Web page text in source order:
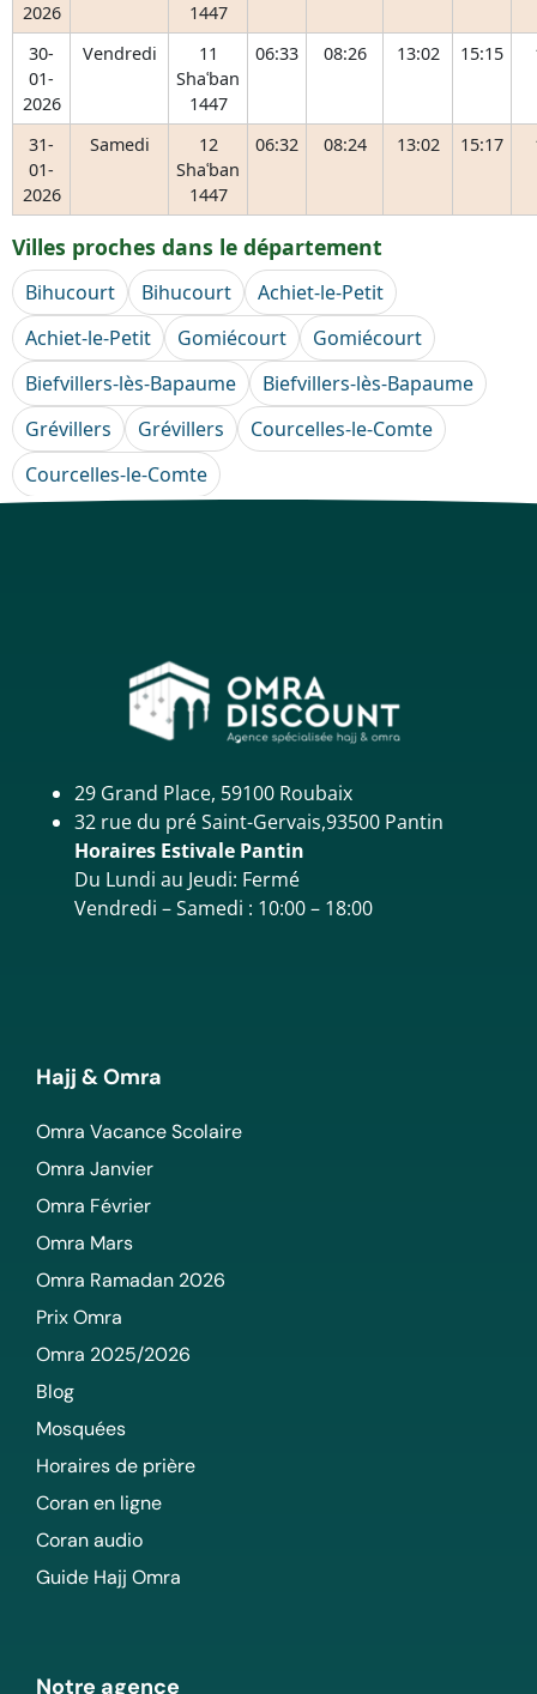
2026
1447
30-
01-
2026
Vendredi
11
Shaʿban
1447
06:33 08:26 13:02 15:15
31-
01-
2026
Samedi
12
Shaʿban
1447
06:32 08:24 13:02 15:17
Villes proches dans le département
Bihucourt Bihucourt
Achiet-le-Petit
Achiet-le-Petit
Gomiécourt
Gomiécourt
Biefvillers-lès-Bapaume
Biefvillers-lès-Bapaume
Grévillers
Grévillers
Courcelles-le-Comte
Courcelles-le-Comte
29 Grand Place, 59100 Roubaix
32 rue du pré Saint-Gervais,93500 Pantin
Horaires Estivale Pantin
Du Lundi au Jeudi: Fermé
Vendredi – Samedi : 10:00 – 18:00
Hajj & Omra
Omra Vacance Scolaire
Omra Janvier
Omra Février
Omra Mars
Omra Ramadan 2026
Prix Omra
Omra 2025/2026
Blog
Mosquées
Horaires de prière
Coran en ligne
Coran audio
Guide Hajj Omra
Notre agence